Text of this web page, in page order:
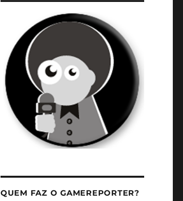
QUEM FAZ O GAMEREPORTER?